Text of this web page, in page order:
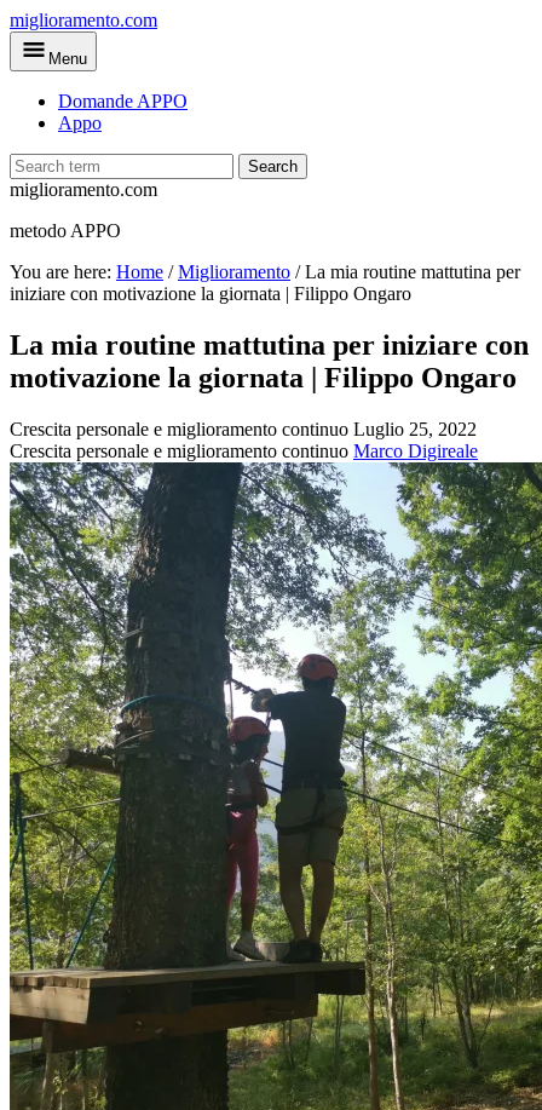
Skip
to
main
miglioramento.com
Menu
Domande APPO
Appo
Search
miglioramento.com
metodo APPO
You are here: Home /Miglioramento /La mia routine mattutina per
iniziare con motivazione la giornata | Filippo Ongaro
La mia routine mattutina per iniziare con
motivazione la giornata | Filippo Ongaro
Crescita personale e miglioramento continuo Luglio 25, 2022
Crescita personale e miglioramento continuo Marco Digireale